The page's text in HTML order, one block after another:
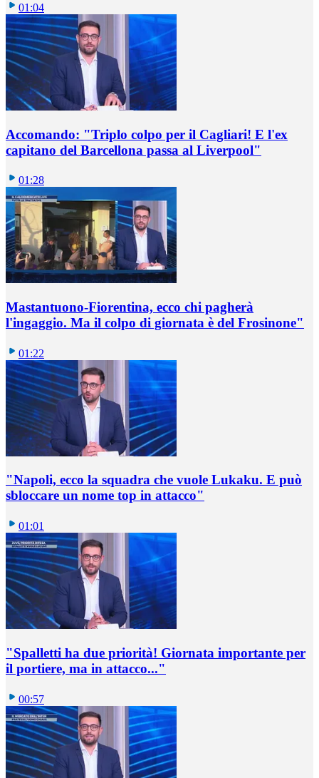
01:04
Accomando: "Triplo colpo per il Cagliari! E l'ex
capitano del Barcellona passa al Liverpool"
01:28
Mastantuono-Fiorentina, ecco chi pagherà
l'ingaggio. Ma il colpo di giornata è del Frosinone"
01:22
"Napoli, ecco la squadra che vuole Lukaku. E può
sbloccare un nome top in attacco"
01:01
"Spalletti ha due priorità! Giornata importante per
il portiere, ma in attacco..."
00:57